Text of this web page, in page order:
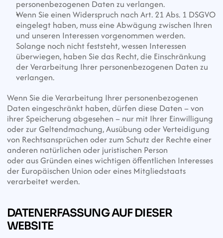
personenbezogenen Daten zu verlangen.
Wenn Sie einen Widerspruch nach Art. 21 Abs. 1 DSGVO
eingelegt haben, muss eine Abwägung zwischen Ihren
und unseren Interessen vorgenommen werden.
Solange noch nicht feststeht, wessen Interessen
überwiegen, haben Sie das Recht, die Einschränkung
der Verarbeitung Ihrer personenbezogenen Daten zu
verlangen.
Wenn Sie die Verarbeitung Ihrer personenbezogenen
Daten eingeschränkt haben, dürfen diese Daten – von
ihrer Speicherung abgesehen – nur mit Ihrer Einwilligung
oder zur Geltendmachung, Ausübung oder Verteidigung
von Rechtsansprüchen oder zum Schutz der Rechte einer
anderen natürlichen oder juristischen Person
oder aus Gründen eines wichtigen öffentlichen Interesses
der Europäischen Union oder eines Mitgliedstaats
verarbeitet werden.
DATENERFASSUNG AUF DIESER
WEBSITE